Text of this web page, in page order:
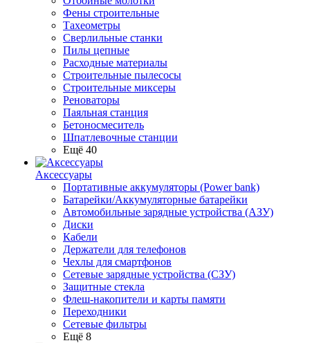
Фены строительные
Тахеометры
Сверлильные станки
Пилы цепные
Расходные материалы
Строительные пылесосы
Строительные миксеры
Реноваторы
Паяльная станция
Бетоносмеситель
Шпатлевочные станции
Ещё 40
Аксессуары
Портативные аккумуляторы (Power bank)
Батарейки/Аккумуляторные батарейки
Автомобильные зарядные устройства (АЗУ)
Диски
Кабели
Держатели для телефонов
Чехлы для смартфонов
Сетевые зарядные устройства (СЗУ)
Защитные стекла
Флеш-накопители и карты памяти
Переходники
Сетевые фильтры
Ещё 8